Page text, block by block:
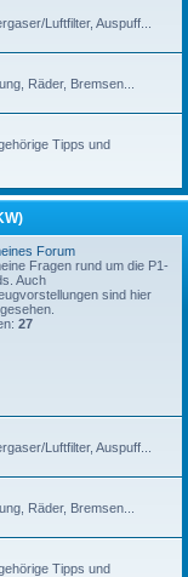
Luftfilter, Auspuff...
Räder, Bremsen...
Tipps und
Forum
Fragen rund um die P1-
Auch
sind hier
27
Luftfilter, Auspuff...
Räder, Bremsen...
Tipps und